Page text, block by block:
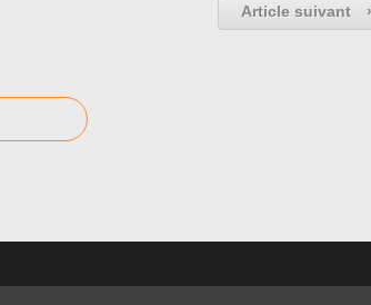
Article suivant